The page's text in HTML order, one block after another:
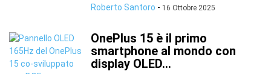
Roberto Santoro - 16 Ottobre 2025
OnePlus 15 è il primo
smartphone al mondo con
display OLED...